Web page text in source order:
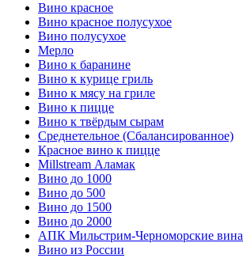
Вино красное
Вино красное полусухое
Вино полусухое
Мерло
Вино к баранине
Вино к курице гриль
Вино к мясу на гриле
Вино к пицце
Вино к твёрдым сырам
Среднетельное (Сбалансированное)
Красное вино к пицце
Millstream Аламак
Вино до 1000
Вино до 500
Вино до 1500
Вино до 2000
АПК Мильстрим-Черноморские вина
Вино из России